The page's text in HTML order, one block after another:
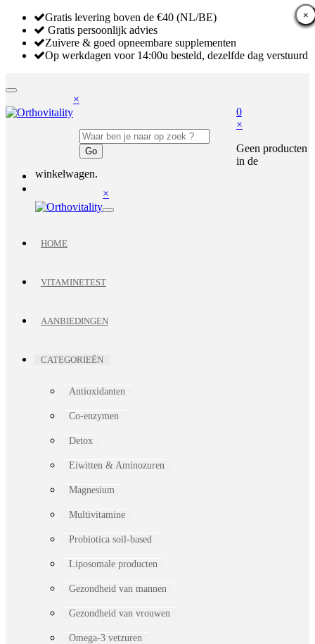
Gratis levering boven de €40 (NL/BE)
Gratis persoonlijk advies
Zuivere & goed opneembare supplementen
Op werkdagen voor 14:00u besteld, dezelfde dag verstuurd
×
0
×
Geen producten
in de
winkelwagen.
×
HOME
VITAMINETEST
AANBIEDINGEN
CATEGORIEËN
Antioxidanten
Co-enzymen
Detox
Eiwitten & Aminozuren
Magnesium
Multivitamine
Probiotica soil-based
Liposomale producten
Gezondheid van mannen
Gezondheid van vrouwen
Omega-3 vetzuren
×
×
×